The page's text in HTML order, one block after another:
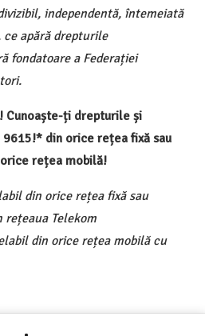
independentă, întemeiată
apără drepturile
fondatoare a Federației
Cunoaște-ți drepturile și
din orice rețea fixă sau
rețea mobilă!
din orice rețea fixă sau
Telekom
din orice rețea mobilă cu